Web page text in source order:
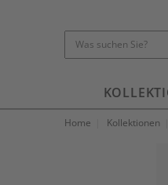
Home Kollektionen